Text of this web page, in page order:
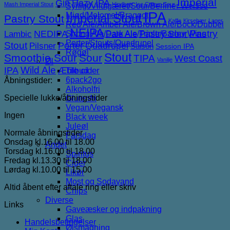
Syrligt/Vildtgæret/Sour/Berliner Weisse
Mjød/Melomel/Braggot
Red Ale/Amber Ale/Brown Ale/Bock/Dubbel
Strong Ale/Dark Ale/Triple/Barley Wine
Porter/Stouts/Quadrupel
Røgøl
Øl
Tilbud
6pack2go
Alkoholfri
Glutenfri
Vegan/Vegansk
Black week
Juleøl
Farsdag
Andet
Spiritus
Cider
Likør
Most og Sodavand
Chips
Diverse
Gaveæsker og indpakning
Glas
Ølsmagning
Mash Imperial Stout GinHazy IPA Hindbær Ice Cream Sour
Pastry StoutImperial StoutIPA Kaffe Kirsebær Lager
Lambic NEDIPANEIPA Pale Ale Pastry SourPastry
Stout Pilsner Porter Quadrupel Saison Session IPA
Smoothie SourSour StoutTIPA Vanilje West Coast
IPAWild Ale Æble cider
Åbningstider:
Specielle lukke/åbningstider
Ingen
Normale åbningstider
Onsdag kl.16.00 til 18.00
Torsdag kl.16.00 til 18.00
Fredag kl.13.30 til 18.00
Lørdag kl.10.00 til 15.00
Altid åbent efter aftale ring eller skriv
Links
Handelsbetingelser